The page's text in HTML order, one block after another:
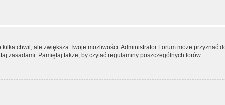
chwil, ale zwiększa Twoje możliwości. Administrator Forum może przyznać
zasadami. Pamiętaj także, by czytać regulaminy poszczególnych forów.